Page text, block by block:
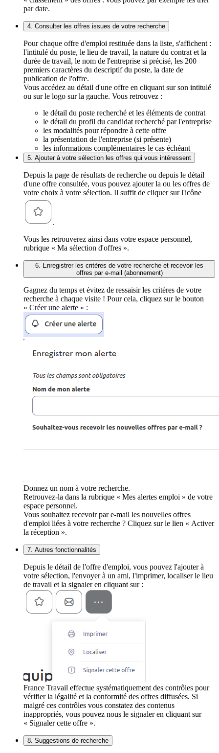
par date.
4. Consulter les offres issues de votre recherche
Pour chaque offre d'emploi restituée dans la liste, s'affichent :
l'intitulé du poste, le lieu de travail, la nature du contrat et la
durée de travail, le nom de l'entreprise si précisé, les 200
premiers caractères du descriptif du poste, la date de
publication de l'offre.
Vous accédez au détail d'une offre en cliquant sur son intitulé
ou sur le logo sur la gauche. Vous retrouvez :
le détail du poste recherché et les éléments de contrat
le détail du profil du candidat recherché par l'entreprise
les modalités pour répondre à cette offre
la présentation de l'entreprise (si présente)
les informations complémentaires le cas échéant
5. Ajouter à votre sélection les offres qui vous intéressent
Depuis la page de résultats de recherche ou depuis le détail
d'une offre consultée, vous pouvez ajouter la ou les offres de
votre choix à votre sélection. Il suffit de cliquer sur l'icône
.
Vous les retrouverez ainsi dans votre espace personnel,
rubrique « Ma sélection d'offres ».
6. Enregistrer les critères de votre recherche et recevoir les
offres par e-mail (abonnement)
Gagnez du temps et évitez de ressaisir les critères de votre
recherche à chaque visite ! Pour cela, cliquez sur le bouton
« Créer une alerte » :
Donnez un nom à votre recherche.
Retrouvez-la dans la rubrique « Mes alertes emploi » de votre
espace personnel.
Vous souhaitez recevoir par e-mail les nouvelles offres
d'emploi liées à votre recherche ? Cliquez sur le lien « Activer
la réception ».
7. Autres fonctionnalités
Depuis le détail de l'offre d'emploi, vous pouvez l'ajouter à
votre sélection, l'envoyer à un ami, l'imprimer, localiser le lieu
de travail et la signaler en cliquant sur :
France Travail effectue systématiquement des contrôles pour
vérifier la légalité et la conformité des offres diffusées. Si
malgré ces contrôles vous constatez des contenus
inappropriés, vous pouvez nous le signaler en cliquant sur
« Signaler cette offre ».
8. Suggestions de recherche